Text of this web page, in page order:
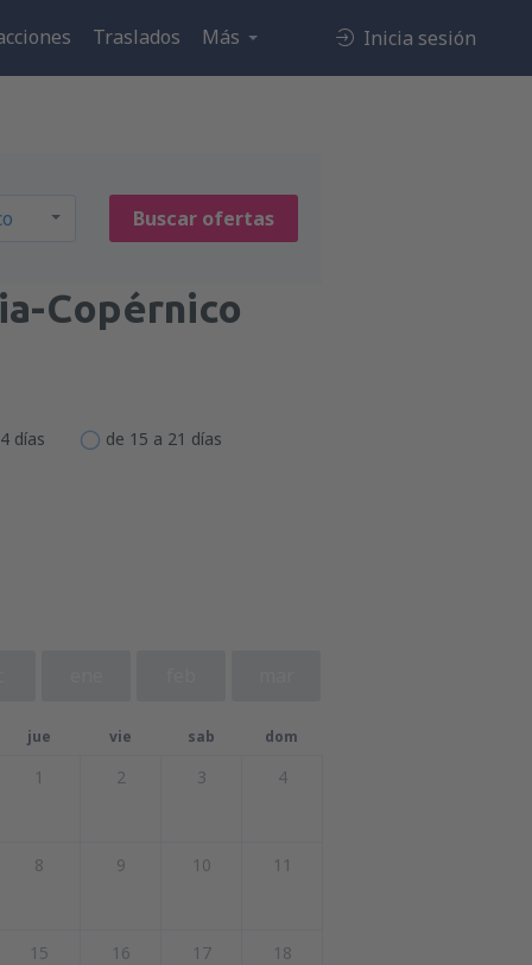
Traslados Más Inicia sesión
Buscar ofertas
Copérnico
días de 15 a 21 días
jue vie sab dom
1 2 3 4
8 9 10 11
15 16 17 18